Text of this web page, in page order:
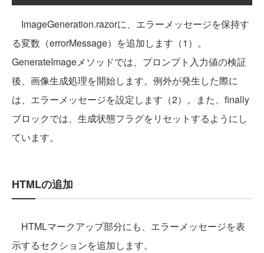
ImageGeneration.razorに、エラーメッセージを保持す
る変数（errorMessage）を追加します（1）。
GenerateImageメソッドでは、プロンプト入力値の検証
後、画像生成処理を開始します。例外が発生した際に
は、エラーメッセージを設定します（2）。また、finally
ブロックでは、生成状態フラグをリセットするようにし
ています。
HTMLの追加
HTMLマークアップ部分にも、エラーメッセージを表
示するセクションを追加します。